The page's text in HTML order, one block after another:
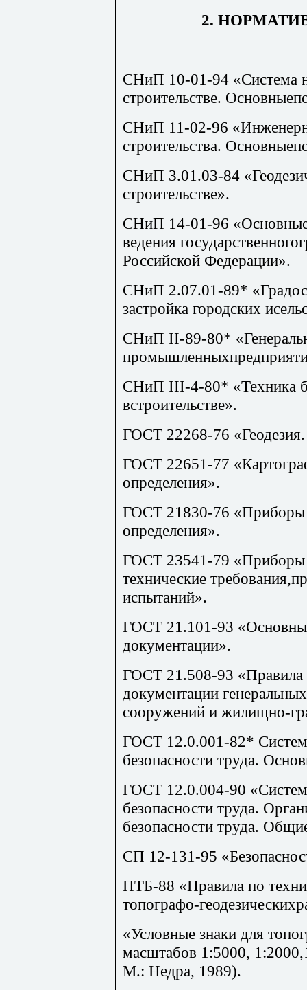
2.
СНиП 10-01-94 «Система
строительстве.
СНиП 11-02-96
строительства.
СНиП 3.01.03-84
строительстве».
СНиП 14-01-96
ведения
Российской Федерации».
СНиП 2.07.01-89*
застройка городских
СНиП II-89-80*
СНиП III-4-80* «Техника
встроительстве».
ГОСТ 22268-76
ГОСТ 22651-77
определения».
ГОСТ 21830-76 «Приборы
определения».
ГОСТ 23541-79 «Приборы
технические
испытаний».
ГОСТ 21.101-93
документации».
ГОСТ 21.508-93 «Правила
документации
сооружений и жилищно-
ГОСТ 12.0.001-82*
безопасности труда.
ГОСТ 12.0.004-90
безопасности труда.
безопасности труда.
СП 12-131-95
ПТБ-88 «Правила по
топографо-
«Условные знаки для
масштабов 1:5000,
М.: Недра, 1989).